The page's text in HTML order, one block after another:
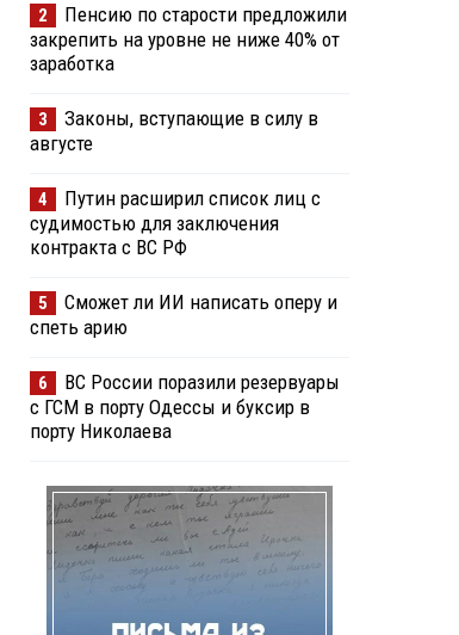
2
Пенсию по старости предложили
закрепить на уровне не ниже 40% от
заработка
3
Законы, вступающие в силу в
августе
4
Путин расширил список лиц с
судимостью для заключения
контракта с ВС РФ
5
Сможет ли ИИ написать оперу и
спеть арию
6
ВС России поразили резервуары
с ГСМ в порту Одессы и буксир в
порту Николаева